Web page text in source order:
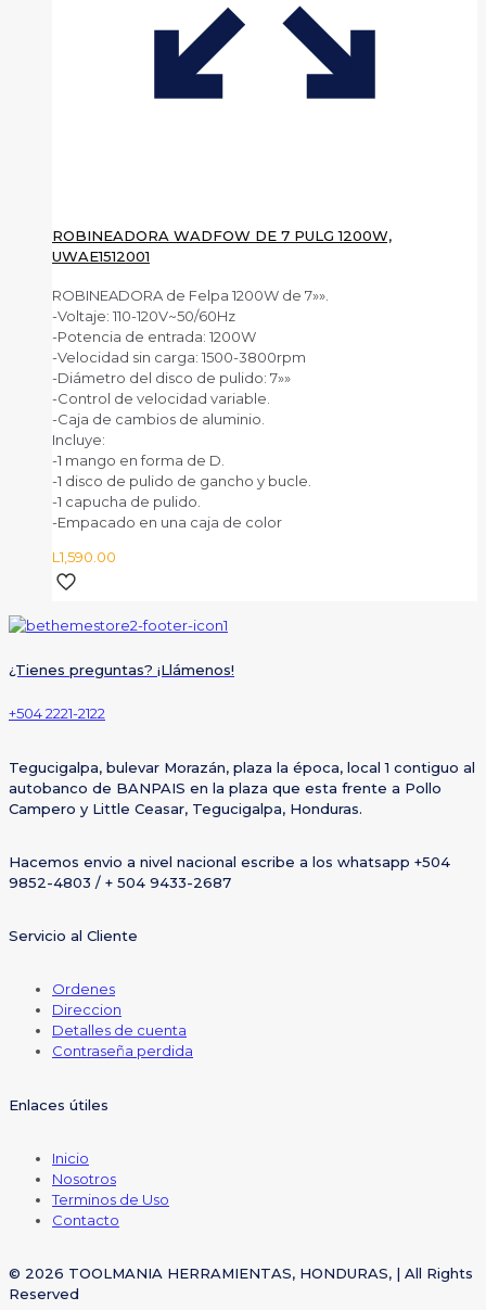
ROBINEADORA WADFOW DE 7 PULG 1200W,
UWAE1512001
ROBINEADORA de Felpa 1200W de 7»».
-Voltaje: 110-120V~50/60Hz
-Potencia de entrada: 1200W
-Velocidad sin carga: 1500-3800rpm
-Diámetro del disco de pulido: 7»»
-Control de velocidad variable.
-Caja de cambios de aluminio.
Incluye:
-1 mango en forma de D.
-1 disco de pulido de gancho y bucle.
-1 capucha de pulido.
-Empacado en una caja de color
L1,590.00
¿Tienes preguntas? ¡Llámenos!
+504 2221-2122
Tegucigalpa, bulevar Morazán, plaza la época, local 1 contiguo al
autobanco de BANPAIS en la plaza que esta frente a Pollo
Campero y Little Ceasar, Tegucigalpa, Honduras.
Hacemos envio a nivel nacional escribe a los whatsapp +504
9852-4803 / + 504 9433-2687
Servicio al Cliente
Ordenes
Direccion
Detalles de cuenta
Contraseña perdida
Enlaces útiles
Inicio
Nosotros
Terminos de Uso
Contacto
© 2026 TOOLMANIA HERRAMIENTAS, HONDURAS, | All Rights
Reserved